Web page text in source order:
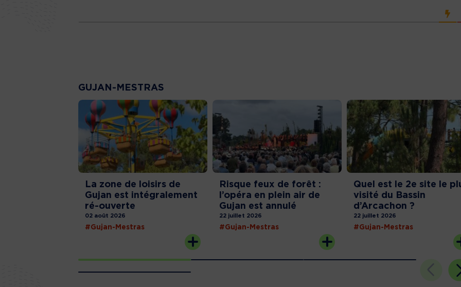
GUJAN-MESTRAS
La zone de loisirs de
Gujan est intégralement
ré-ouverte
02 août 2026
#Gujan-Mestras
Risque feux de forêt :
l’opéra en plein air de
Gujan est annulé
22 juillet 2026
#Gujan-Mestras
Quel est le 2e site le
visité du Bassin
d’Arcachon ?
22 juillet 2026
#Gujan-Mestras